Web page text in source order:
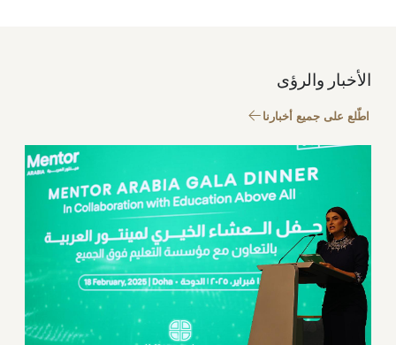
الأخبار والرؤى
اطّلع على جميع أخبارنا